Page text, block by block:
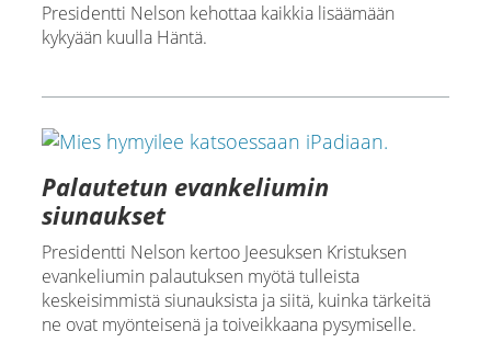
Presidentti Nelson kehottaa kaikkia lisäämään
kykyään kuulla Häntä.
Palautetun evankeliumin
siunaukset
Presidentti Nelson kertoo Jeesuksen Kristuksen
evankeliumin palautuksen myötä tulleista
keskeisimmistä siunauksista ja siitä, kuinka tärkeitä
ne ovat myönteisenä ja toiveikkaana pysymiselle.